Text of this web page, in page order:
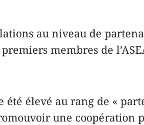
au niveau de
membres de
été élevé au rang de «
une coopération